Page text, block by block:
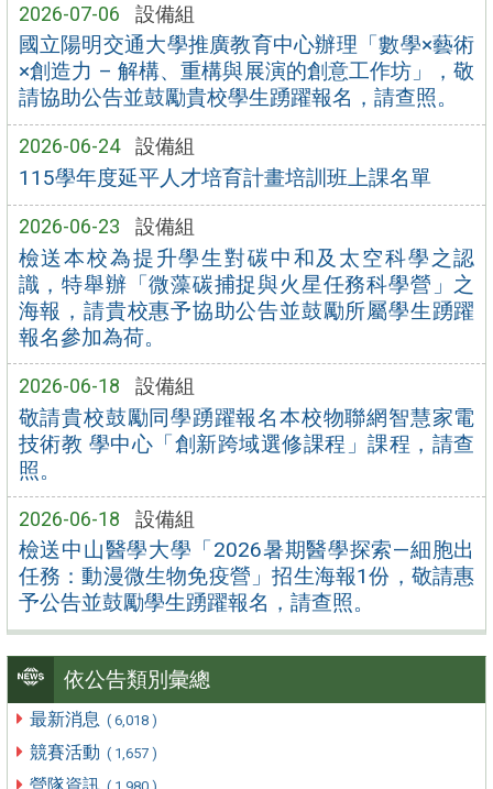
2026-07-06 設備組
國立陽明交通大學推廣教育中心辦理「數學×藝術
×創造力 – 解構、重構與展演的創意工作坊」，敬
請協助公告並鼓勵貴校學生踴躍報名，請查照。
2026-06-24 設備組
115學年度延平人才培育計畫培訓班上課名單
2026-06-23 設備組
檢送本校為提升學生對碳中和及太空科學之認
識，特舉辦「微藻碳捕捉與火星任務科學營」之
海報，請貴校惠予協助公告並鼓勵所屬學生踴躍
報名參加為荷。
2026-06-18 設備組
敬請貴校鼓勵同學踴躍報名本校物聯網智慧家電
技術教 學中心「創新跨域選修課程」課程，請查
照。
2026-06-18 設備組
檢送中山醫學大學「2026暑期醫學探索—細胞出
任務：動漫微生物免疫營」招生海報1份，敬請惠
予公告並鼓勵學生踴躍報名，請查照。
依公告類別彙總
最新消息 ( 6,018 )
競賽活動 ( 1,657 )
營隊資訊